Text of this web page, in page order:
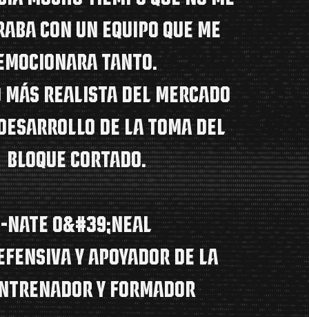
con un equipo que me
tanto.
más realista del mercado
de la toma del
bloque cortado.
-NATE O&#39;Neal
Y APOYADOR DE LA
y formador